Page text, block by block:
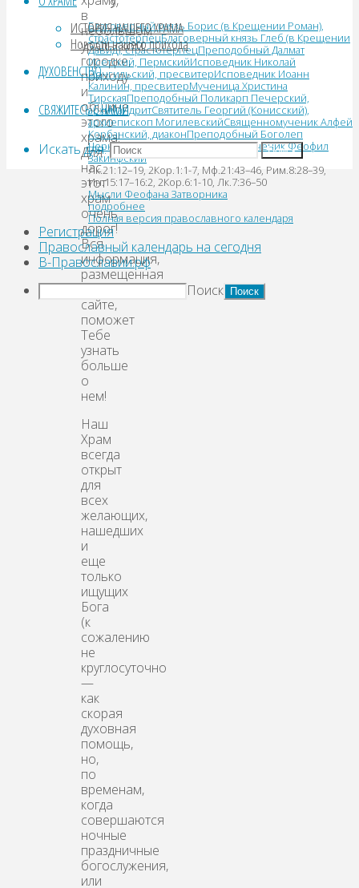
ИСТОРИЯ НАШЕГО ХРАМА
Новости нашего прихода
ДУХОВЕНСТВО
СВЯЖИТЕСЬ С НАМИ
Искать для: Поиск
в
небольшом
уральском
городке,
приходу
и
общине
этого
храма!
Для
нас
этот
храм
очень
дорог!
Вся
информация,
размещенная
на
сайте,
поможет
Тебе
узнать
больше
о
нем!
Наш
Храм
всегда
открыт
для
всех
желающих,
нашедших
и
еще
только
ищущих
Бога
(к
сожалению
не
круглосуточно
—
как
скорая
духовная
помощь,
но,
по
временам,
когда
совершаются
ночные
праздничные
богослужения,
или
Благоверный князь Борис (в Крещении Роман),
страстотерпецБлаговерный князь Глеб (в Крещении
Давид), страстотерпецПреподобный Далмат
Исетский, ПермскийИсповедник Николай
Понгильский, пресвитерИсповедник Иоанн
Калинин, пресвитерМученица Христина
ТирскаяПреподобный Поликарп Печерский,
архимандритСвятитель Георгий (Конисский),
архиепископ МогилевскийСвященномученик Алфей
Корбанский, диаконПреподобный Боголеп
ЧерноярскийМученик КапитонМученик Феофил
Закинфский
Лк.21:12–19, 2Кор.1:1-7, Мф.21:43–46, Рим.8:28–39,
Ин.15:17–16:2, 2Кор.6:1-10, Лк.7:36–50
Мысли Феофана Затворника
подробнее
Полная версия православного календаря
Регистрация
Православный календарь на сегодня
В-Православии.рф
Поиск